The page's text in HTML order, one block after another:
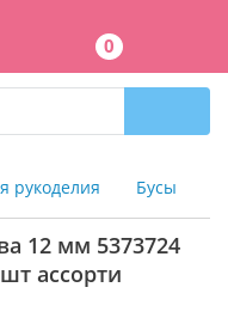
0
рукоделия Бусы
12 мм 5373724
ассорти